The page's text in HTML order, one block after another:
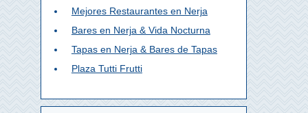
Mejores Restaurantes en Nerja
Bares en Nerja & Vida Nocturna
Tapas en Nerja & Bares de Tapas
Plaza Tutti Frutti